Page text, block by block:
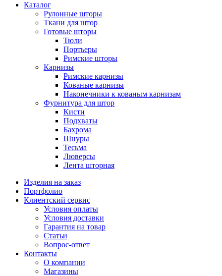
Каталог
Рулонные шторы
Ткани для штор
Готовые шторы
Тюли
Портьеры
Римские шторы
Карнизы
Римские карнизы
Кованые карнизы
Наконечники к кованым карнизам
Фурнитура для штор
Кисти
Подхваты
Бахрома
Шнуры
Тесьма
Люверсы
Лента шторная
Изделия на заказ
Портфолио
Клиентский сервис
Условия оплаты
Условия доставки
Гарантия на товар
Статьи
Вопрос-ответ
Контакты
О компании
Магазины